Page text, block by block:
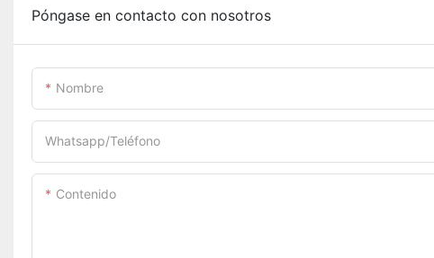
Póngase en contacto con nosotros
Nombre
Whatsapp/Teléfono
Contenido